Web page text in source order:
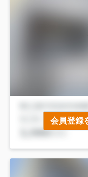
会員登録